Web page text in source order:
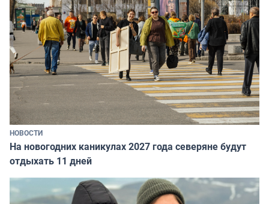
НОВОСТИ
На новогодних каникулах 2027 года северяне будут
отдыхать 11 дней